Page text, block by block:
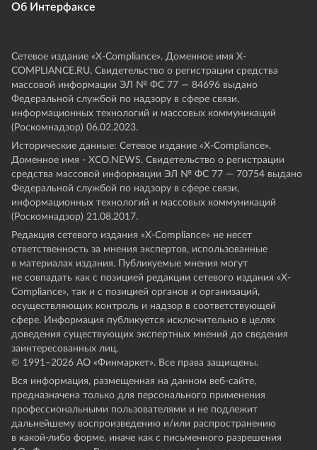
Об Интерфаксе
Сетевое издание «Х-Compliance». Доменное имя X-
COMPLIANCE.RU. Свидетельство о регистрации средства
массовой информации ЭЛ № ФС 77 — 84696 выдано
Федеральной службой по надзору в сфере связи,
информационных технологий и массовых коммуникаций
(Роскомнадзор) 06.02.2023.
Исторические данные: Сетевое издание «Х-Compliance».
Доменное имя - XCO.NEWS. Свидетельство о регистрации
средства массовой информации ЭЛ № ФС 77 — 70754 выдано
Федеральной службой по надзору в сфере связи,
информационных технологий и массовых коммуникаций
(Роскомнадзор) 21.08.2017.
Редакция сетевого издания «X-Compliance» не несет
ответственность за мнения экспертов, использованные
в материалах издания. Публикуемые мнения могут
не совпадать как с позицией редакции сетевого издания «X-
Compliance», так и с позицией органов и организаций,
осуществляющих контроль и надзор в соответствующей
сфере. Информация публикуется исключительно в целях
доведения существующих экспертных мнений до сведения
заинтересованных лиц.
© 1991–2026 АО «Финмаркет». Все права защищены.
Вся информация, размещенная на данном веб-сайте,
предназначена только для персонального применения
профессиональными пользователями и не подлежит
дальнейшему воспроизведению и/или распространению
в какой-либо форме, иначе как с письменного разрешения